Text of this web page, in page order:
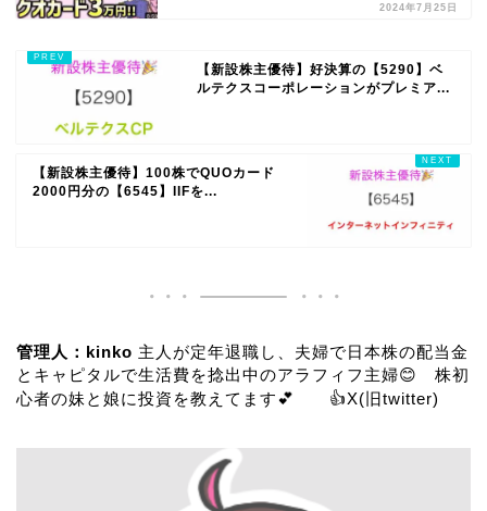
2024年7月25日
【新設株主優待】好決算の【5290】ベ
ルテクスコーポレーションがプレミア...
【新設株主優待】100株でQUOカード
2000円分の【6545】IIFを...
管理人：kinko 主人が定年退職し、夫婦で日本株の配当金
とキャピタルで生活費を捻出中のアラフィフ主婦😊 株初
心者の妹と娘に投資を教えてます💕 👍X(旧twitter)